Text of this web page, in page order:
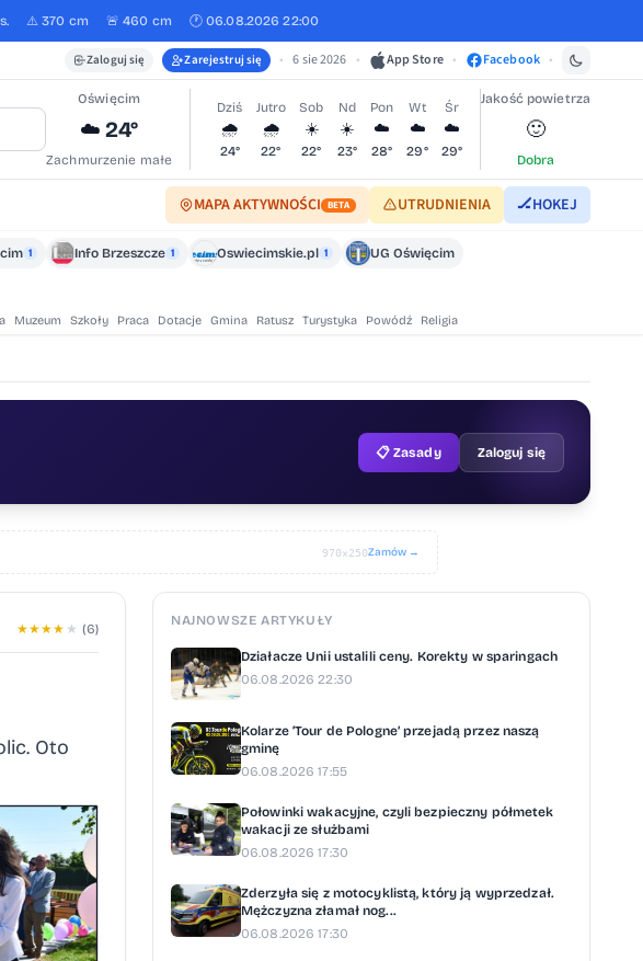
⚠️ 370 cm 🚨 460 cm 🕐 06.08.2026 22:00
Zaloguj się Zarejestruj się • 6 sie 2026 • App Store • Facebook •
Oświęcim
☁️ 24°
Zachmurzenie małe
Dziś
🌧️
24°
Jutro
🌧️
22°
Sob
☀️
22°
Nd
☀️
23°
Pon
☁️
28°
Wt
☁️
29°
Śr
☁️
29°
Jakość powietrza
🙂
Dobra
MAPA AKTYWNOŚCI BETA UTRUDNIENIA 🏒HOKEJ
1 Info Brzeszcze 1 Oswiecimskie.pl 1
UG Oświęcim
Muzeum Szkoły Praca Dotacje Gmina Ratusz Turystyka Powódź Religia
📋 Zasady Zaloguj się
970×250Zamów →
★★★★ ★ (6)
Oto
NAJNOWSZE ARTYKUŁY
Działacze Unii ustalili ceny. Korekty w sparingach
06.08.2026 22:30
Kolarze ‘Tour de Pologne’ przejadą przez naszą
gminę
06.08.2026 17:55
Połowinki wakacyjne, czyli bezpieczny półmetek
wakacji ze służbami
06.08.2026 17:30
Zderzyła się z motocyklistą, który ją wyprzedzał.
Mężczyzna złamał nog...
06.08.2026 17:30